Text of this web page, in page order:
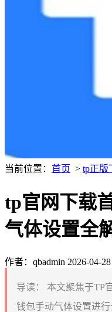
当前位置： 首页 > tp正版
tp官网下载
气体设置全
作者：qbadmin 2026-04-28
导读：
本文聚焦于TP
钱包手动气体设置进